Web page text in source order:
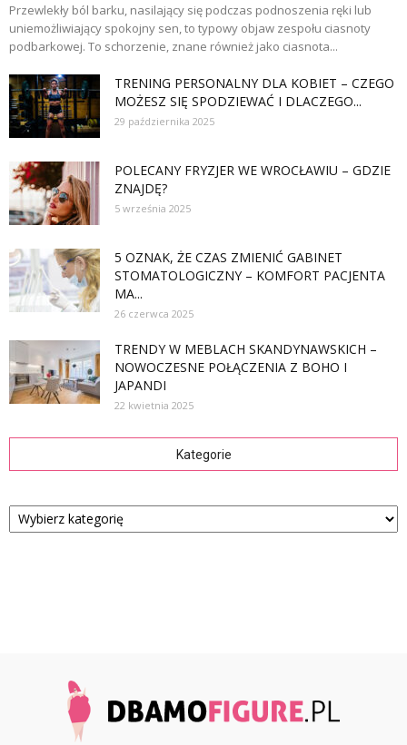
Przewlekły ból barku, nasilający się podczas podnoszenia ręki lub
uniemożliwiający spokojny sen, to typowy objaw zespołu ciasnoty
podbarkowej. To schorzenie, znane również jako ciasnota...
TRENING PERSONALNY DLA KOBIET – CZEGO
MOŻESZ SIĘ SPODZIEWAĆ I DLACZEGO...
29 października 2025
POLECANY FRYZJER WE WROCŁAWIU – GDZIE
ZNAJDĘ?
5 września 2025
5 OZNAK, ŻE CZAS ZMIENIĆ GABINET
STOMATOLOGICZNY – KOMFORT PACJENTA
MA...
26 czerwca 2025
TRENDY W MEBLACH SKANDYNAWSKICH –
NOWOCZESNE POŁĄCZENIA Z BOHO I
JAPANDI
22 kwietnia 2025
Kategorie
Kategorie